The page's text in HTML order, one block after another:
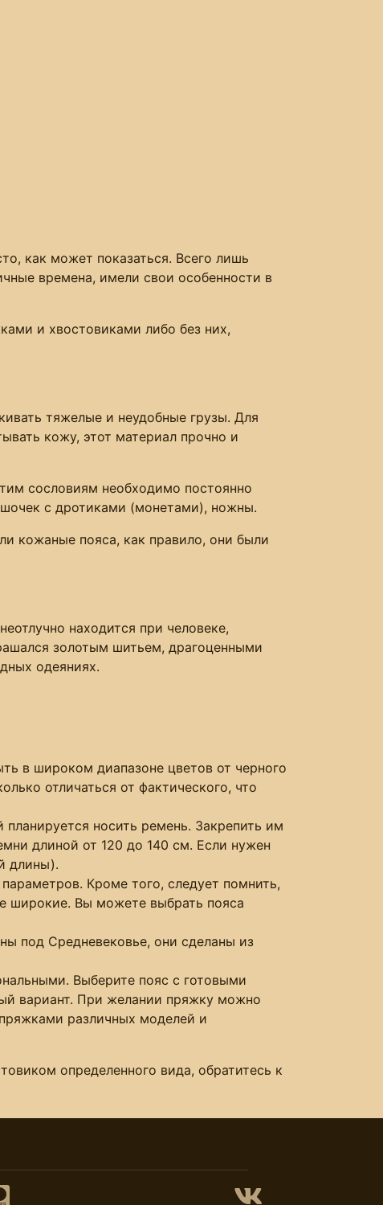
как может показаться. Всего лишь
времена, имели свои особенности в
и хвостовиками либо без них,
тяжелые и неудобные грузы. Для
кожу, этот материал прочно и
сословиям необходимо постоянно
с дротиками (монетами), ножны.
кожаные пояса, как правило, они были
находится при человеке,
золотым шитьем, драгоценными
одеяниях.
в широком диапазоне цветов от черного
отличаться от фактического, что
носить ремень. Закрепить им
длиной от 120 до 140 см. Если нужен
длины).
Кроме того, следует помнить,
широкие. Вы можете выбрать пояса
под Средневековье, они сделаны из
Выберите пояс с готовыми
вариант. При желании пряжку можно
различных моделей и
определенного вида, обратитесь к